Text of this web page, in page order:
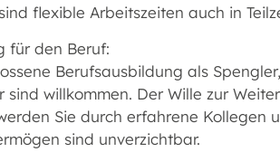
flexible Arbeitszeiten auch in
für den Beruf:
Berufsausbildung als
sind willkommen. Der Wille zur
Sie durch erfahrene Kollegen
sind unverzichtbar.